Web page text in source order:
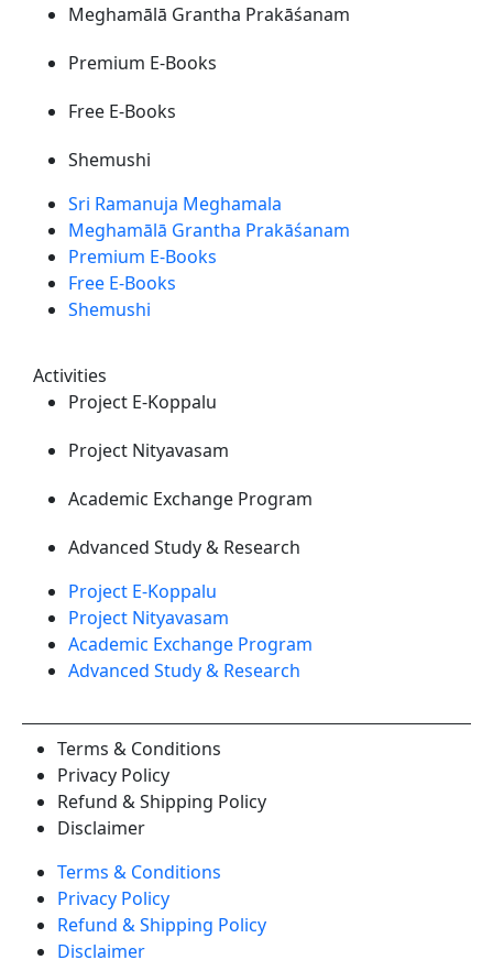
Meghamālā Grantha Prakāśanam
Premium E-Books
Free E-Books
Shemushi
Sri Ramanuja Meghamala
Meghamālā Grantha Prakāśanam
Premium E-Books
Free E-Books
Shemushi
Activities
Project E-Koppalu
Project Nityavasam
Academic Exchange Program
Advanced Study & Research
Project E-Koppalu
Project Nityavasam
Academic Exchange Program
Advanced Study & Research
Terms & Conditions
Privacy Policy
Refund & Shipping Policy
Disclaimer
Terms & Conditions
Privacy Policy
Refund & Shipping Policy
Disclaimer